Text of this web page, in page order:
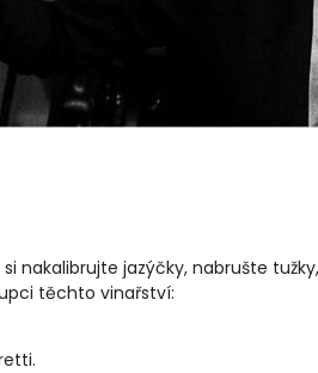
nakalibrujte jazýčky, nabrušte
těchto vinařství: